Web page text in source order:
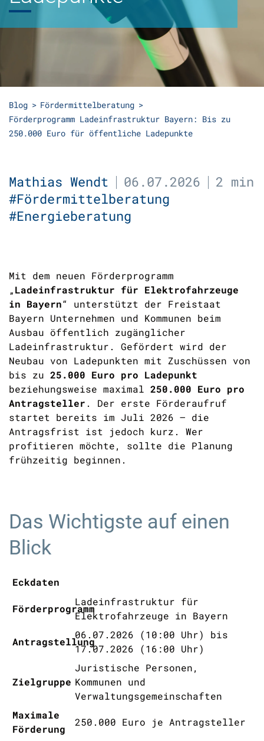
Blog
Fördermittelberatung
Förderprogramm Ladeinfrastruktur Bayern: Bis zu
250.000 Euro für öffentliche Ladepunkte
Mathias Wendt 06.07.2026
2 min
#Fördermittelberatung
#Energieberatung
Mit dem neuen Förderprogramm
„Ladeinfrastruktur für Elektrofahrzeuge
in Bayern“ unterstützt der Freistaat
Bayern Unternehmen und Kommunen beim
Ausbau öffentlich zugänglicher
Ladeinfrastruktur. Gefördert wird der
Neubau von Ladepunkten mit Zuschüssen von
bis zu 25.000 Euro pro Ladepunkt
beziehungsweise maximal 250.000 Euro pro
Antragsteller . Der erste Förderaufruf
startet bereits im Juli 2026 – die
Antragsfrist ist jedoch kurz. Wer
profitieren möchte, sollte die Planung
frühzeitig beginnen.
Das Wichtigste auf einen
Blick
Eckdaten
Förderprogramm
Ladeinfrastruktur für
Elektrofahrzeuge in Bayern
Antragstellung
06.07.2026 (10:00 Uhr) bis
17.07.2026 (16:00 Uhr)
Zielgruppe
Juristische Personen,
Kommunen und
Verwaltungsgemeinschaften
Maximale
Förderung
250.000 Euro je Antragsteller